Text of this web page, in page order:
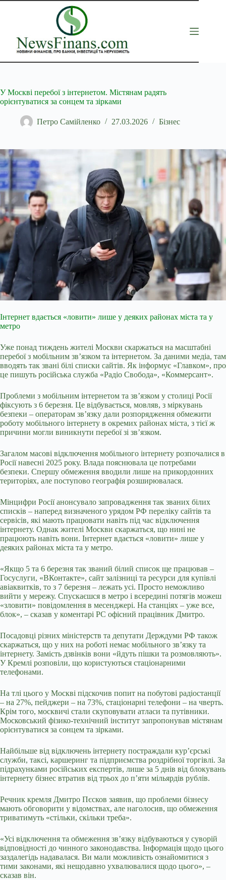
Перейти
У Москві перебої з інтернетом. Містянам радять
орієнтуватися за сонцем та зірками
Петро Самійленко 27.03.2026 Бізнес
Інтернет вдається «ловити» лише у деяких районах міста та у
метро
Уже понад тиждень жителі Москви скаржаться на масштабні
перебої з мобільним зв’язком та інтернетом. За даними медіа, там
вводять так звані білі списки сайтів. Як інформує «Главком», про
це пишуть російська служба «Радіо Свобода», «Коммерсант».
Проблеми з мобільним інтернетом та зв’язком у столиці Росії
фіксують з 6 березня. Це відбувається, мовляв, з міркувань
безпеки – операторам зв’язку дали розпорядження обмежити
роботу мобільного інтернету в окремих районах міста, з тієї ж
причини могли виникнути перебої зі зв’язком.
Загалом масові відключення мобільного інтернету розпочалися в
Росії навесні 2025 року. Влада пояснювала це потребами
безпеки. Спершу обмеження вводили лише на прикордонних
територіях, але поступово географія розширювалася.
Мінцифри Росії анонсувало запровадження так званих білих
списків – наперед визначеного урядом РФ переліку сайтів та
сервісів, які мають працювати навіть під час відключення
інтернету. Однак жителі Москви скаржаться, що нині не
працюють навіть вони. Інтернет вдається «ловити» лише у
деяких районах міста та у метро.
«Якщо 5 та 6 березня так званий білий список ще працював –
Госуслуги, «ВКонтакте», сайт залізниці та ресурси для купівлі
авіаквитків, то з 7 березня – лежать усі. Просто неможливо
вийти у мережу. Спускаєшся в метро і всередині потягів можеш
«зловити» повідомлення в месенджері. На станціях – уже все,
блок», – сказав у коментарі РС офісний працівник Дмитро.
Посадовці різних міністерств та депутати Держдуми РФ також
скаржаться, що у них на роботі немає мобільного зв’язку та
інтернету. Замість дзвінків вони «йдуть пішки та розмовляють».
У Кремлі розповіли, що користуються стаціонарними
телефонами.
На тлі цього у Москві підскочив попит на побутові радіостанції
– на 27%, пейджери – на 73%, стаціонарні телефони – на чверть.
Крім того, москвичі стали скуповувати атласи та путівники.
Московський фізико-технічний інститут запропонував містянам
орієнтуватися за сонцем та зірками.
Найбільше від відключень інтернету постраждали кур’єрські
служби, таксі, каршеринг та підприємства роздрібної торгівлі. За
підрахунками російських експертів, лише за 5 днів від блокувань
інтернету бізнес втратив від трьох до п’яти мільярдів рублів.
Речник кремля Дмитро Пєсков заявив, що проблеми бізнесу
мають обговорити у відомствах, але наголосив, що обмеження
триватимуть «стільки, скільки треба».
«Усі відключення та обмеження зв’язку відбуваються у суворій
відповідності до чинного законодавства. Інформація щодо цього
заздалегідь надавалася. Ви мали можливість ознайомитися з
тими законами, які нещодавно ухвалювалися щодо цього», –
сказав він.